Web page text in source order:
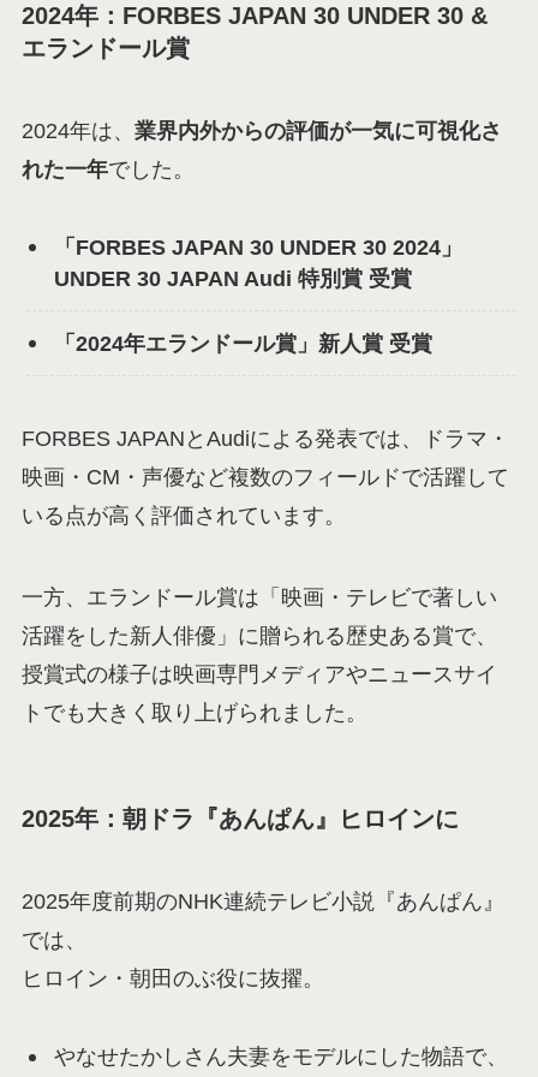
2024年：FORBES JAPAN 30 UNDER 30 &
エランドール賞
2024年は、 業界内外からの評価が一気に可視化さ
れた一年でした。
「FORBES JAPAN 30 UNDER 30 2024」
UNDER 30 JAPAN Audi 特別賞 受賞
「2024年エランドール賞」新人賞 受賞
FORBES JAPANとAudiによる発表では、ドラマ・
映画・CM・声優など複数のフィールドで活躍して
いる点が高く評価されています。
一方、エランドール賞は「映画・テレビで著しい
活躍をした新人俳優」に贈られる歴史ある賞で、
授賞式の様子は映画専門メディアやニュースサイ
トでも大きく取り上げられました。
2025年：朝ドラ『あんぱん』ヒロインに
2025年度前期のNHK連続テレビ小説『あんぱん』
では、
ヒロイン・朝田のぶ役に抜擢。
やなせたかしさん夫妻をモデルにした物語で、